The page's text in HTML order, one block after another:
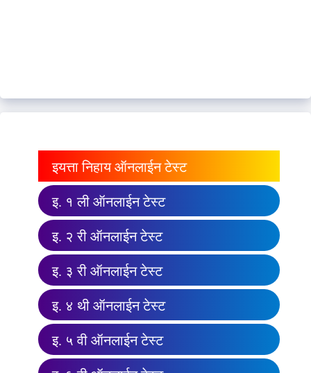
इयत्ता निहाय ऑनलाईन टेस्ट
इ. १ ली ऑनलाईन टेस्ट
इ. २ री ऑनलाईन टेस्ट
इ. ३ री ऑनलाईन टेस्ट
इ. ४ थी ऑनलाईन टेस्ट
इ. ५ वी ऑनलाईन टेस्ट